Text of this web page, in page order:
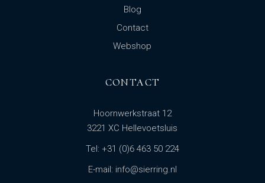
Blog
Contact
Webshop
CONTACT
Hoornwerkstraat 12
3221 XC Hellevoetsluis
Tel: +31 (0)6 463 50 224
E-mail: info@sierring.nl